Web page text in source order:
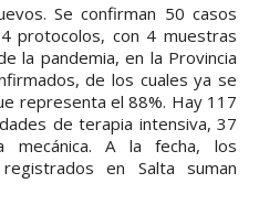
Se confirman 50 casos
protocolos, con 4 muestras
la pandemia, en la Provincia
de los cuales ya se
representa el 88%. Hay 117
de terapia intensiva, 37
mecánica. A la fecha, los
en Salta suman